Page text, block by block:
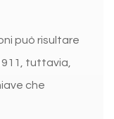
può risultare
tuttavia,
che